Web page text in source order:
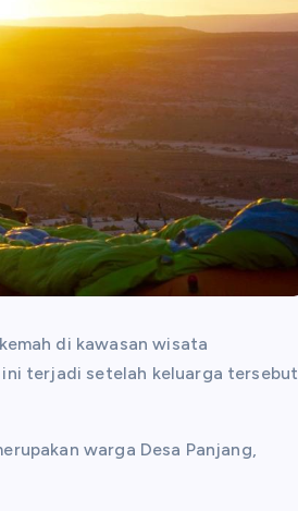
di kawasan wisata
terjadi setelah keluarga tersebut
warga Desa Panjang,